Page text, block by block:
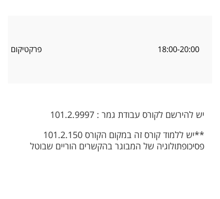
18:00-20:00 פרקטיקום
יש להירשם לקורס עבודת גמר : 101.2.9997
**יש ללמוד קורס זה במקום הקורס 101.2.150
פסיכופתולוגיה של המבוגר בהקשרים הוריים שבוטל